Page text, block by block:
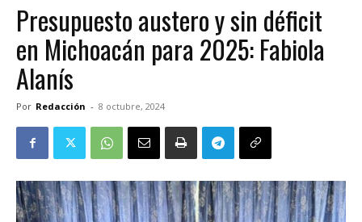
Presupuesto austero y sin déficit
en Michoacán para 2025: Fabiola
Alanís
Por Redacción - 8 octubre, 2024